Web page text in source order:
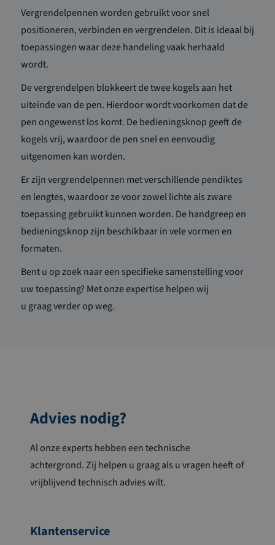
Vergrendelpennenworden gebruikt voor snel
positioneren, verbinden en vergrendelen. Dit is ideaal bij
toepassingen waar deze handeling vaak herhaald
wordt.
Devergrendelpen blokkeert de twee kogels aan het
uiteinde van de pen. Hierdoor wordt voorkomen dat de
pen ongewenstlos komt. De bedieningsknop geeft de
kogels vrij, waardoor de pen snel en eenvoudig
uitgenomen kan worden.
Er zijnvergrendelpennen met verschillende pendiktes
en lengtes, waardoor ze voor zowel lichte als zware
toepassing gebruikt kunnen worden. De handgreep en
bedieningsknop zijn beschikbaar in vele vormen en
formaten.
Bent u op zoek naar een specifieke samenstelling voor
uw toepassing? Met onze expertise helpen wij
u graagverder op weg.
Advies nodig?
Al onze experts hebben een technische
achtergrond. Zij helpen u graag als u vragen heeft of
vrijblijvend technisch advies wilt.
Klantenservice